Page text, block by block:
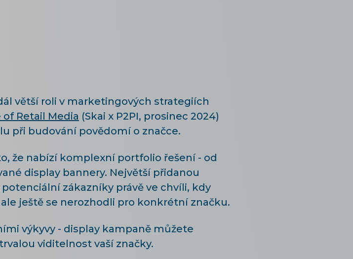
větší roli v marketingových strategiích
Retail Media (Skai x P2PI, prosinec 2024)
při budování povědomí o značce.
že nabízí komplexní portfolio řešení - od
display bannery. Největší přidanou
zákazníky právě ve chvíli, kdy
ještě se nerozhodli pro konkrétní značku.
výkyvy - display kampaně můžete
viditelnost vaší značky.